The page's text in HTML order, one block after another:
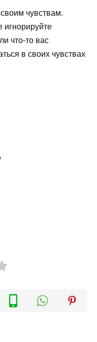
чувствам.
игнорируйте
что-то вас
в своих чувствах